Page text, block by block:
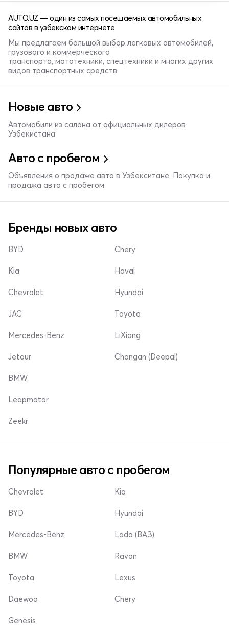
AUTO.UZ — один из самых посещаемых автомобильных
сайтов в узбекском интернете
Мы предлагаем большой выбор легковых автомобилей,
грузового и коммерческого
транспорта, мототехники, спецтехники и многих других
видов транспортных средств
Новые авто
Автомобили из салона от официальных дилеров
Узбекистана
Авто с пробегом
Объявления о продаже авто в Узбекситане. Покупка и
продажа авто с пробегом
Бренды новых авто
BYD
Kia
Chevrolet
Chery
Haval
Hyundai
JAC
Mercedes-Benz
Jetour
Toyota
LiXiang
Changan (Deepal)
BMW
Leapmotor
Zeekr
Популярные авто с пробегом
Chevrolet
BYD
Mercedes-Benz
Kia
Hyundai
Lada (ВАЗ)
BMW
Toyota
Daewoo
Ravon
Lexus
Chery
Genesis